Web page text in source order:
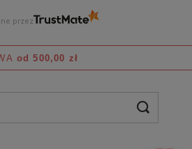
od 500,00 zł
przez